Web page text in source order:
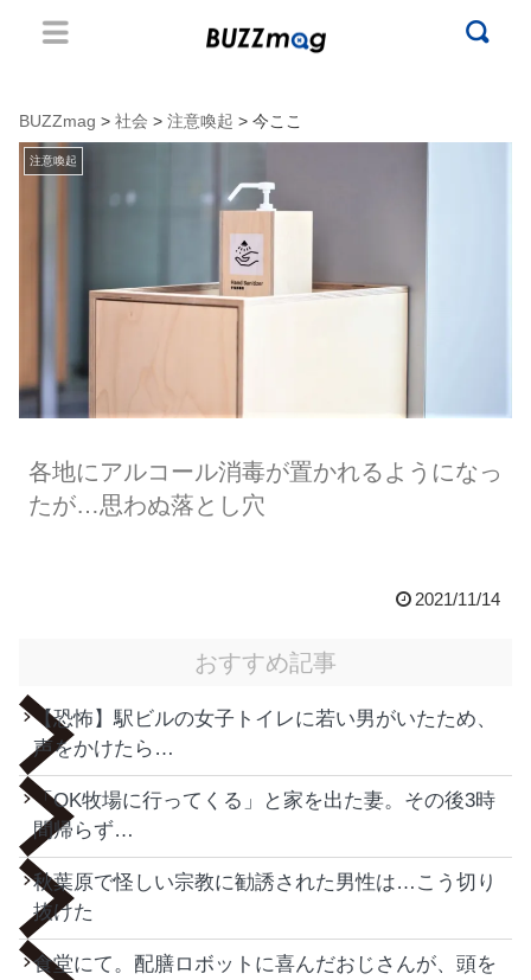
BUZZmag > 社会 > 注意喚起 > 今ここ
注意喚起
各地にアルコール消毒が置かれるようになっ
たが…思わぬ落とし穴
2021/11/14
おすすめ記事
【恐怖】駅ビルの女子トイレに若い男がいたため、
声をかけたら…
「OK牧場に行ってくる」と家を出た妻。その後3時
間帰らず…
秋葉原で怪しい宗教に勧誘された男性は…こう切り
抜けた
食堂にて。配膳ロボットに喜んだおじさんが、頭を